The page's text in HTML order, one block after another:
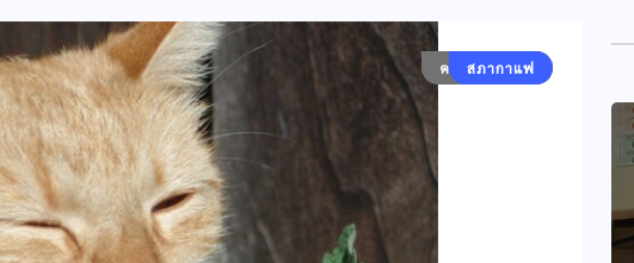
คอลัมน์ประจำ
สภากาแฟ
ข่าววิทย์